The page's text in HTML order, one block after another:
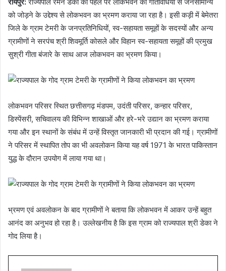
को जोड़ने के उद्देश्य से लोकभवन का भ्रमण कराया जा रहा है। इसी कड़ी में बेमेतरा
जिले के ग्राम टेमरी के जनप्रतिनिधियों, स्व-सहायता समूहों के सदस्यों और अन्य
ग्रामीणों ने सरपंच श्री शिवमूर्ति कोसले और विहान स्व-सहायता समूहों की प्रमुख
सुश्री गीता बंजारे के साथ आज लोकभवन का भ्रमण किया।
लोकभवन परिसर स्थित छत्तीसगढ़ मंडपम, उदंती परिसर, कन्हार परिसर,
डिस्पेंसरी, सचिवालय की विभिन्न शाखाओं और हरे-भरे उद्यान का भ्रमण कराया
गया और इन स्थानों के संबंध में उन्हें विस्तृत जानकारी भी प्रदान की गई। ग्रामीणों
ने परिसर में स्थापित तोप का भी अवलोकन किया यह वर्ष 1971 के भारत पाकिस्तान
युद्ध के दौरान उपयोग में लाया गया था।
भ्रमण एवं अवलोकन के बाद ग्रामीणों ने बताया कि लोकभवन में आकर उन्हें बहुत
आनंद का अनुभव हो रहा है। उल्लेखनीय है कि इस ग्राम को राज्यपाल श्री डेका ने
गोद लिया है।